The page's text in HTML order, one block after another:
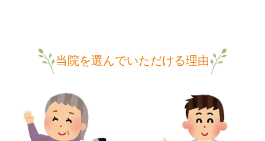
当院を選んでいただける理由